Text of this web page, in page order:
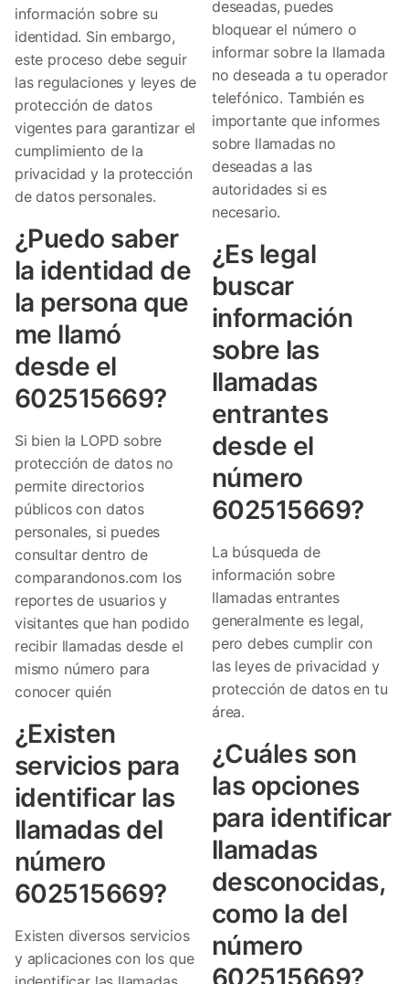
información sobre su
identidad. Sin embargo,
este proceso debe seguir
las regulaciones y leyes de
protección de datos
vigentes para garantizar el
cumplimiento de la
privacidad y la protección
de datos personales.
¿Puedo saber
la identidad de
la persona que
me llamó
desde el
602515669?
Si bien la LOPD sobre
protección de datos no
permite directorios
públicos con datos
personales, si puedes
consultar dentro de
comparandonos.com los
reportes de usuarios y
visitantes que han podido
recibir llamadas desde el
mismo número para
conocer quién
¿Existen
servicios para
identificar las
llamadas del
número
602515669?
Existen diversos servicios
y aplicaciones con los que
deseadas, puedes
bloquear el número o
informar sobre la llamada
no deseada a tu operador
telefónico. También es
importante que informes
sobre llamadas no
deseadas a las
autoridades si es
necesario.
¿Es legal
buscar
información
sobre las
llamadas
entrantes
desde el
número
602515669?
La búsqueda de
información sobre
llamadas entrantes
generalmente es legal,
pero debes cumplir con
las leyes de privacidad y
protección de datos en tu
área.
¿Cuáles son
las opciones
para identificar
llamadas
desconocidas,
como la del
número
602515669?